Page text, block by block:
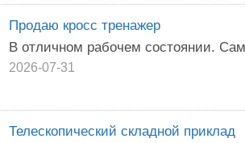
Продаю кросс тренажер
В отличном рабочем состоянии.
2026-07-31
Телескопический складной приклад